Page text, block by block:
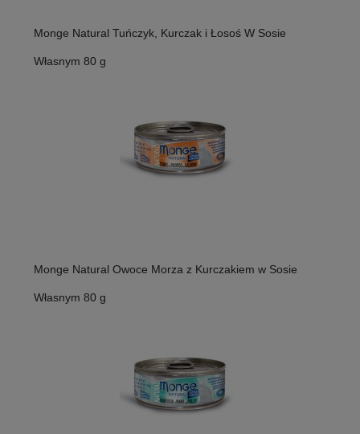
Monge Natural Tuńczyk, Kurczak i Łosoś W Sosie
Własnym 80 g
Monge Natural Owoce Morza z Kurczakiem w Sosie
Własnym 80 g